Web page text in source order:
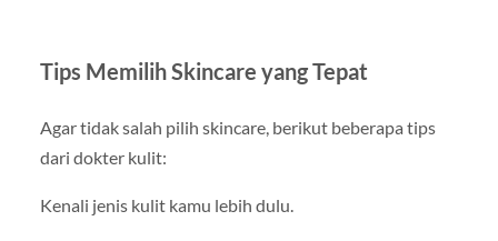
Tips Memilih Skincare yang Tepat
Agar tidak salah pilih skincare, berikut beberapa tips
dari dokter kulit:
Kenali jenis kulit kamu lebih dulu.